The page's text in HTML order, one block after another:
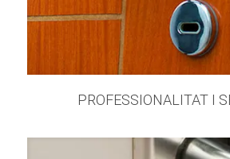
PROFESSIONALITAT I